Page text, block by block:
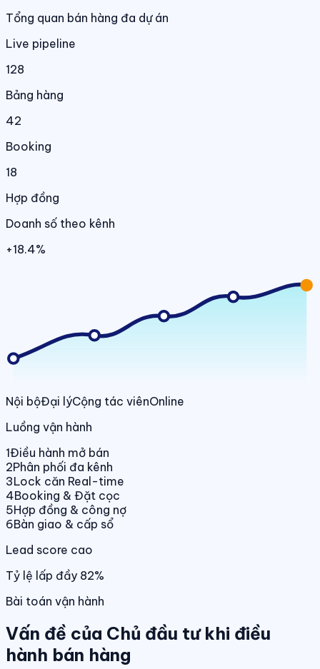
Tổng quan bán hàng đa dự án
Live pipeline
128
Bảng hàng
42
Booking
18
Hợp đồng
Doanh số theo kênh
+18.4%
Nội bộĐại lýCộng tác viênOnline
Luồng vận hành
1Điều hành mở bán
2Phân phối đa kênh
3Lock căn Real-time
4Booking & Đặt cọc
5Hợp đồng & công nợ
6Bàn giao & cấp sổ
Lead score cao
Tỷ lệ lấp đầy 82%
Bài toán vận hành
Vấn đề của Chủ đầu tư khi điều
hành bán hàng